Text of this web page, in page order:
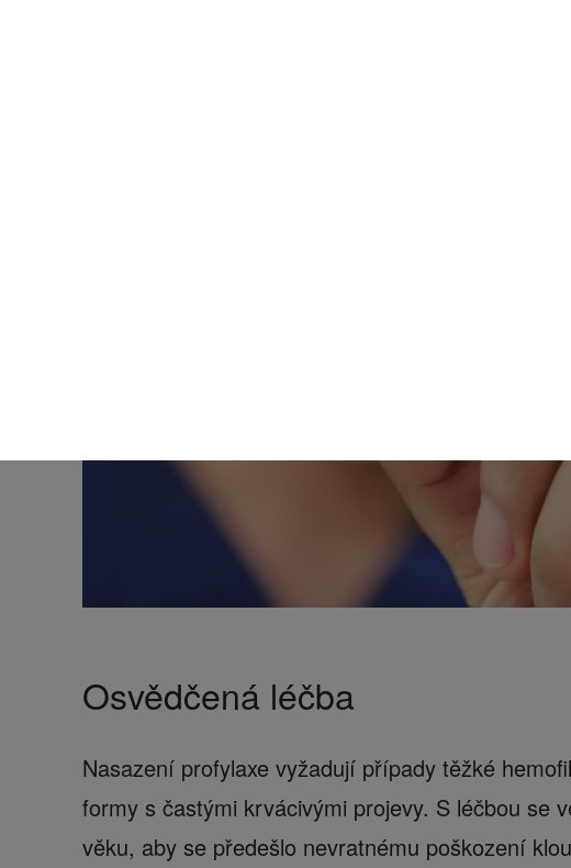
Osvědčená léčba
Nasazení profylaxe vyžadují případy těžké
formy s častými krvácivými projevy. S léčbou se
věku, aby se předešlo nevratnému poškození